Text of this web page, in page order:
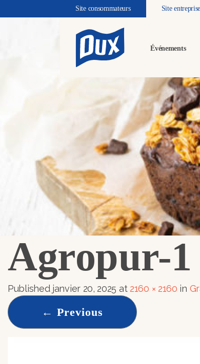
Site consommateurs Site
Événements
Agropur-1
Published janvier 20, 2025 at 2160 × 2160 in
← Previous